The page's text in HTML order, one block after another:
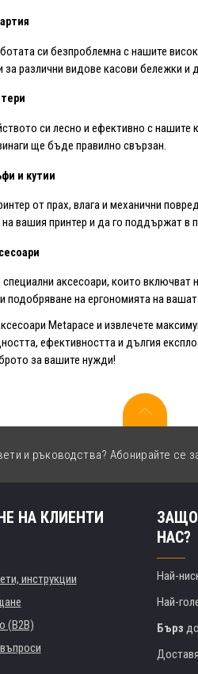
си безпроблемна с нашите
за различни видове касови бележки и
си лесно и ефективно с нашите
ще бъде правилно свързан.
и кутии
от прах, влага и механични
вашия принтер и да го поддържат в
аксесоари, които включват
подобряване на ергономията на
Metapace и извлечете
ефективността и дългия
за вашите нужди!
и ръководства? Абонирайте се
НА КЛИЕНТИ
инструкции
(B2B)
ЗАЩО
НАС?
Най-
Най-
Бърз